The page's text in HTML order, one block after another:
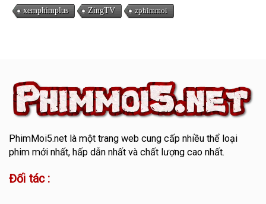
xemphimplus ZingTV zphimmoi
PhimMoi5.netlà một trang web cung cấp nhiều thể loại
phim mới nhất, hấp dẫn nhất và chất lượng cao nhất.
Đối tác :